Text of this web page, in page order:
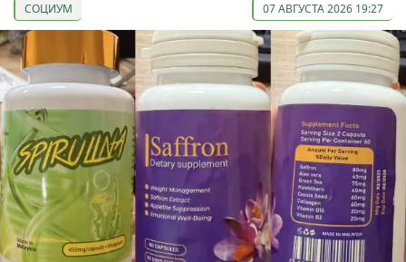
СОЦИУМ 07 АВГУСТА 2026 19:27